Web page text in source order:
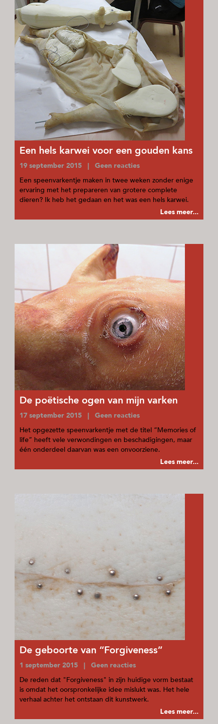
Een hels karwei voor een gouden kans
19 september 2015 | Geen reacties
Een speenvarkentje maken in twee weken zonder enige
ervaring met het prepareren van grotere complete
dieren? Ik heb het gedaan en het was een hels karwei.
Lees meer...
De poëtische ogen van mijn varken
17 september 2015 | Geen reacties
Het opgezette speenvarkentje met de titel “Memories of
life” heeft vele verwondingen en beschadigingen, maar
één onderdeel daarvan was een onvoorziene.
Lees meer...
De geboorte van “Forgiveness”
1 september 2015 | Geen reacties
De reden dat "Forgiveness" in zijn huidige vorm bestaat
is omdat het oorspronkelijke idee mislukt was. Het hele
verhaal achter het ontstaan dit kunstwerk.
Lees meer...